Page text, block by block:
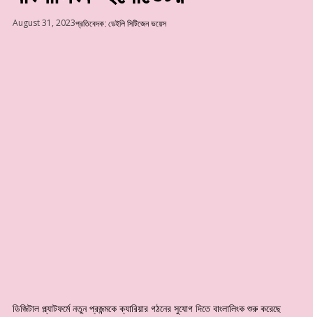
August 31, 2023প্রতিবেদক: ডেইলি সিটিজেন ভয়েস
ডিজিটাল প্ল্যাটফর্মে নতুন প্রজন্মকে ক্যারিয়ার গঠনের সুযোগ দিতে বাংলালিংক শুরু করেছে